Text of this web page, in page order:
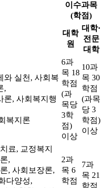
이수과목
(학점)
대학
원
대학·
전문
대학
와 실천, 사회복
,
론, 사회복지행
복지론
6과
목 18
학점
(과
목당
3학
점)
이상
10과
목 30
학점
(과목
당 3
학점)
이상
료, 교정복지
,
, 사회보장론,
다양성,
2과
목 6
학점
7과
목 21
학점